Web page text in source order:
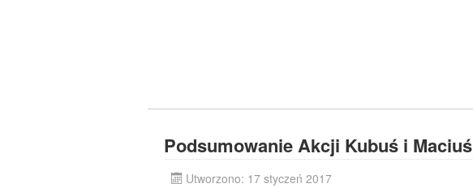
Podsumowanie Akcji Kubuś i Maciuś
Utworzono: 17 styczeń 2017